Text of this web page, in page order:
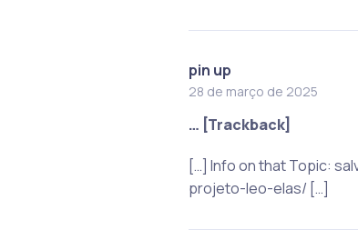
pin up
28 de março de 2025
… [Trackback]
[…] Info on that Topic:
projeto-leo-elas/ […]